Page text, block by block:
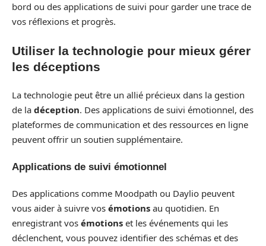
bord ou des applications de suivi pour garder une trace de
vos réflexions et progrès.
Utiliser la technologie pour mieux gérer
les déceptions
La technologie peut être un allié précieux dans la gestion
de la déception. Des applications de suivi émotionnel, des
plateformes de communication et des ressources en ligne
peuvent offrir un soutien supplémentaire.
Applications de suivi émotionnel
Des applications comme Moodpath ou Daylio peuvent
vous aider à suivre vos émotions au quotidien. En
enregistrant vos émotions et les événements qui les
déclenchent, vous pouvez identifier des schémas et des